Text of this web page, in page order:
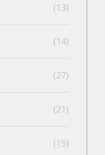
(13)
(14)
(27)
(21)
(15)